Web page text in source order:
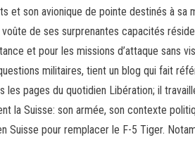
et son avionique de pointe destinés à sa
de ses surprenantes capacités
et pour les missions d’attaque sans
militaires, tient un blog qui fait
pages du quotidien Libération; il
la Suisse: son armée, son contexte
Suisse pour remplacer le F-5 Tiger.